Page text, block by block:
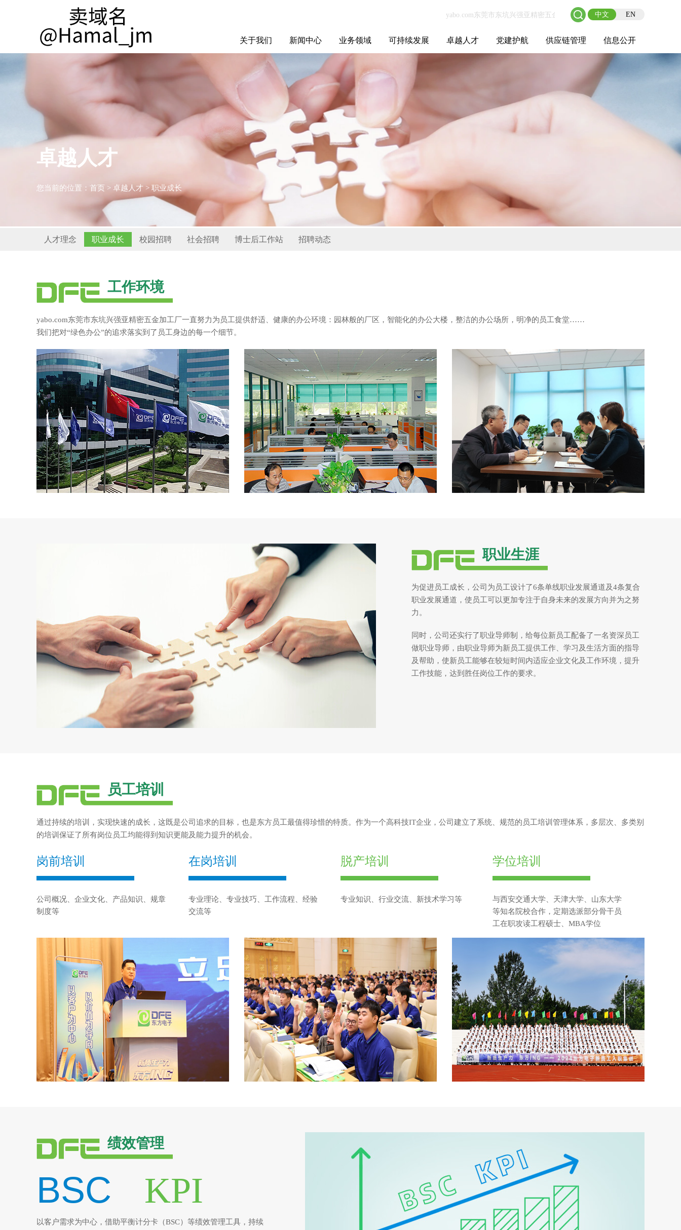
中文 EN
关于我们
集团介绍
全球布局
发展历程
资源资质
联系我们
新闻中心
yabo.com东莞市
东坑兴强亚精密
五金加工厂新闻
业务领域
智能电网
智慧能源
智慧城市
可持续发展
ESG报告
招标信息
卓越人才 党建护航 供应链管理 信息公开
基本信息
管理架构
人事薪酬
经营成果
重大事项
卓越人才
您当前的位置： 首页 > 卓越人才 > 职业成长
人才理念 职业成长 校园招聘 社会招聘 博士后工作站 招聘动态
工作环境
yabo.com东莞市东坑兴强亚精密五金加工厂一直努力为员工提供舒适、健康的办公环境：园林般的厂区，智能化的办公大楼，整洁的办公场所，明净的员工食堂……
我们把对“绿色办公”的追求落实到了员工身边的每一个细节。
职业生涯
为促进员工成长，公司为员工设计了6条单线职业发展通道及4条复合
职业发展通道，使员工可以更加专注于自身未来的发展方向并为之努
力。
同时，公司还实行了职业导师制，给每位新员工配备了一名资深员工
做职业导师，由职业导师为新员工提供工作、学习及生活方面的指导
及帮助，使新员工能够在较短时间内适应企业文化及工作环境，提升
工作技能，达到胜任岗位工作的要求。
员工培训
通过持续的培训，实现快速的成长，这既是公司追求的目标，也是东方员工最值得珍惜的特质。作为一个高科技IT企业，公司建立了系统、规范的员工培训管理体系，多层次、多类别
的培训保证了所有岗位员工均能得到知识更能及能力提升的机会。
岗前培训
公司概况、企业文化、产品知识、规章
制度等
在岗培训
专业理论、专业技巧、工作流程、经验
交流等
脱产培训
专业知识、行业交流、新技术学习等
学位培训
与西安交通大学、天津大学、山东大学
等知名院校合作，定期选派部分骨干员
工在职攻读工程硕士、MBA学位
绩效管理
BSC KPI
以客户需求为中心，借助平衡计分卡（BSC）等绩效管理工具，持续